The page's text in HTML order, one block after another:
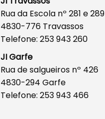
Rua da Escola nº 281 e 289
4830-776 Travassos
Telefone: 253 943 260
JI Garfe
Rua de salgueiros nº 426
4830-294 Garfe
Telefone: 253 943 466